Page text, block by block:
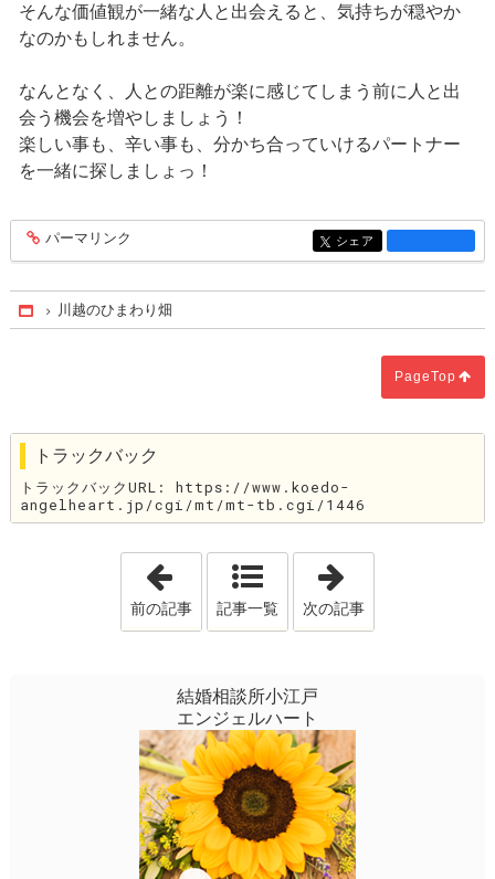
そんな価値観が一緒な人と出会えると、気持ちが穏やか
なのかもしれません。
なんとなく、人との距離が楽に感じてしまう前に人と出
会う機会を増やしましょう！
楽しい事も、辛い事も、分かち合っていけるパートナー
を一緒に探しましょっ！
entry1460
パーマリンク entry1460
シェア
Home
川越のひまわり畑
PageTop
トラックバック
トラックバックURL: https://www.koedo-
angelheart.jp/cgi/mt/mt-tb.cgi/1446
「結婚相談所って！」
前の記事 記事一覧 次の記事
結婚相談所小江戸
エンジェルハート